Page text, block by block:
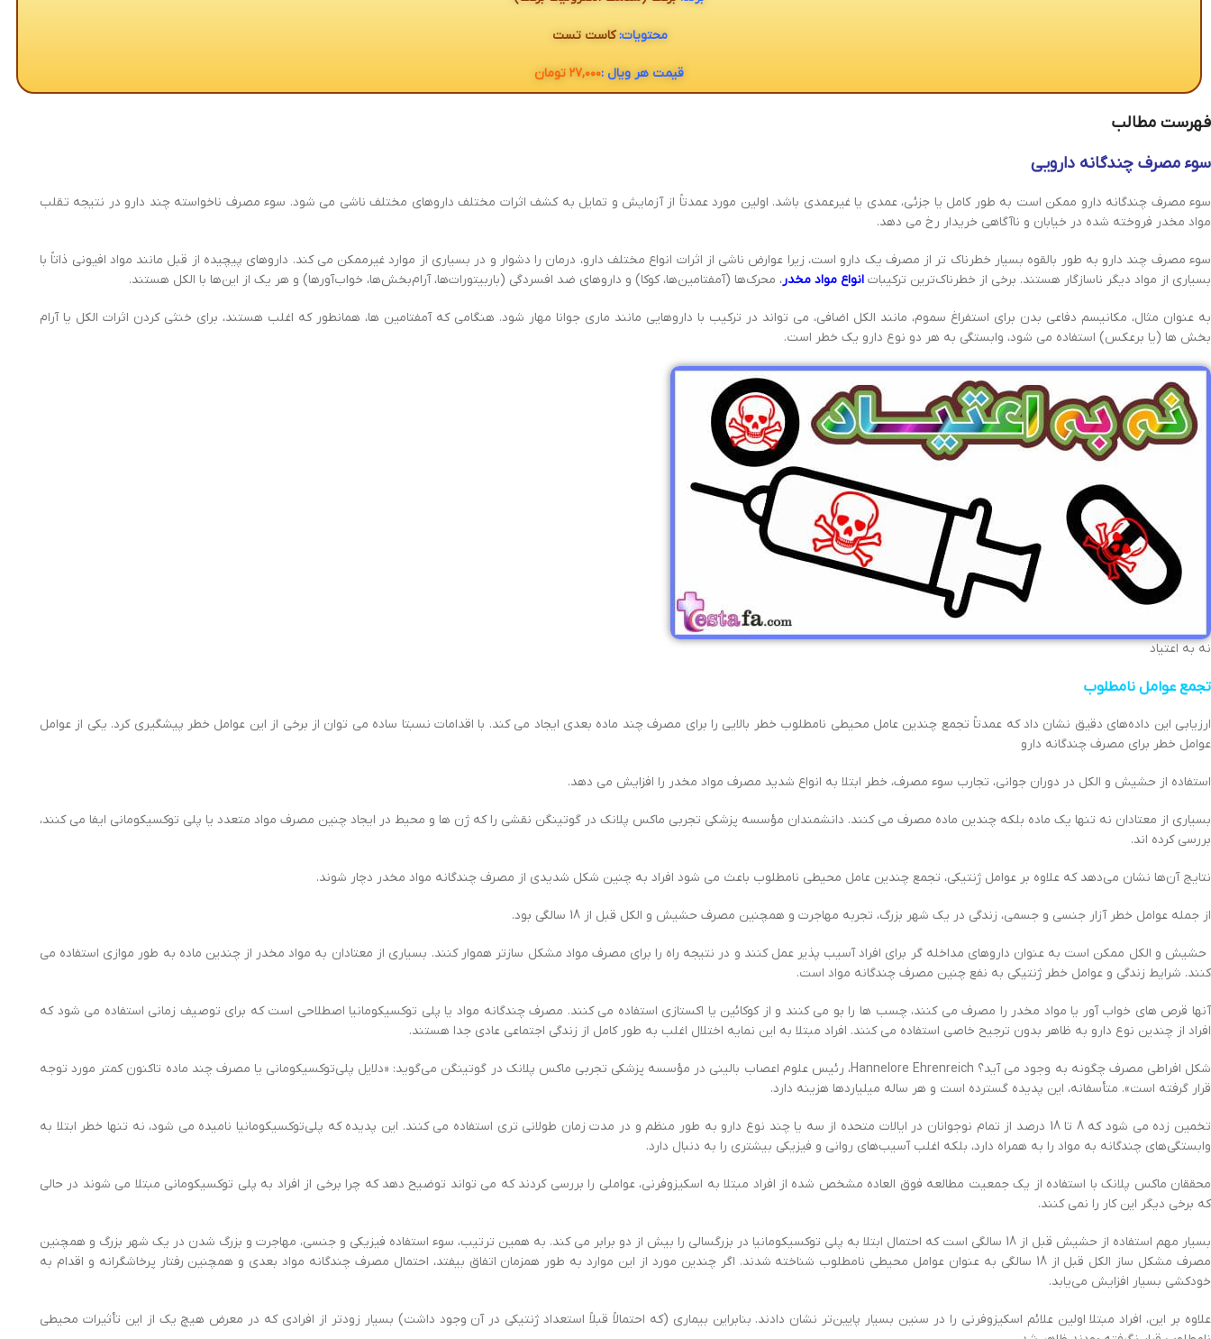
محتویات:کاست تست
قیمت هر ویال :۲۷,۰۰۰ تومان
فهرست مطالب
سوء مصرف چندگانه دارویی
سوء مصرف چندگانه دارو ممکن است به طور کامل یا جزئی، عمدی یا غیرعمدی باشد. اولین مورد عمدتاً از آزمایش و تمایل به کشف اثرات مختلف داروهای مختلف ناشی می شود. سوء مصرف ناخواسته چند دارو در نتیجه تقلب
مواد مخدر فروخته شده در خیابان و ناآگاهی خریدار رخ می دهد.
سوء مصرف چند دارو به طور بالقوه بسیار خطرناک تر از مصرف یک دارو است، زیرا عوارض ناشی از اثرات انواع مختلف دارو، درمان را دشوار و در بسیاری از موارد غیرممکن می کند. داروهای پیچیده از قبل مانند مواد افیونی ذاتاً با
بسیاری از مواد دیگر ناسازگار هستند. برخی از خطرناک‌ترین ترکیبات انواع مواد مخدر، محرک‌ها (آمفتامین‌ها، کوکا) و داروهای ضد افسردگی (باربیتورات‌ها، آرام‌بخش‌ها، خواب‌آورها) و هر یک از این‌ها با الکل هستند.
به عنوان مثال، مکانیسم دفاعی بدن برای استفراغ سموم، مانند الکل اضافی، می تواند در ترکیب با داروهایی مانند ماری جوانا مهار شود. هنگامی که آمفتامین ها، همانطور که اغلب هستند، برای خنثی کردن اثرات الکل یا آرام
بخش ها (یا برعکس) استفاده می شود، وابستگی به هر دو نوع دارو یک خطر است.
نه به اعتیاد
تجمع عوامل نامطلوب
ارزیابی این داده‌های دقیق نشان داد که عمدتاً تجمع چندین عامل محیطی نامطلوب خطر بالایی را برای مصرف چند ماده بعدی ایجاد می کند. با اقدامات نسبتا ساده می توان از برخی از این عوامل خطر پیشگیری کرد. یکی از عوامل
عوامل خطر برای مصرف چندگانه دارو
استفاده از حشیش و الکل در دوران جوانی، تجارب سوء مصرف، خطر ابتلا به انواع شدید مصرف مواد مخدر را افزایش می دهد.
بسیاری از معتادان نه تنها یک ماده بلکه چندین ماده مصرف می کنند. دانشمندان مؤسسه پزشکی تجربی ماکس پلانک در گوتینگن نقشی را که ژن ها و محیط در ایجاد چنین مصرف مواد متعدد یا پلی توکسیکومانی ایفا می کنند،
بررسی کرده اند.
نتایج آن‌ها نشان می‌دهد که علاوه بر عوامل ژنتیکی، تجمع چندین عامل محیطی نامطلوب باعث می شود افراد به چنین شکل شدیدی از مصرف چندگانه مواد مخدر دچار شوند.
از جمله عوامل خطر آزار جنسی و جسمی، زندگی در یک شهر بزرگ، تجربه مهاجرت و همچنین مصرف حشیش و الکل قبل از 18 سالگی بود.
حشیش و الکل ممکن است به عنوان داروهای مداخله گر برای افراد آسیب پذیر عمل کنند و در نتیجه راه را برای مصرف مواد مشکل سازتر هموار کنند. بسیاری از معتادان به مواد مخدر از چندین ماده به طور موازی استفاده می
کنند. شرایط زندگی و عوامل خطر ژنتیکی به نفع چنین مصرف چندگانه مواد است.
آنها قرص های خواب آور یا مواد مخدر را مصرف می کنند، چسب ها را بو می کنند و از کوکائین یا اکستازی استفاده می کنند. مصرف چندگانه مواد یا پلی توکسیکومانیا اصطلاحی است که برای توصیف زمانی استفاده می شود که
افراد از چندین نوع دارو به ظاهر بدون ترجیح خاصی استفاده می کنند. افراد مبتلا به این نمایه اختلال اغلب به طور کامل از زندگی اجتماعی عادی جدا هستند.
شکل افراطی مصرف چگونه به وجود می آید؟ Hannelore Ehrenreich، رئیس علوم اعصاب بالینی در مؤسسه پزشکی تجربی ماکس پلانک در گوتینگن می‌گوید: «دلایل پلی‌توکسیکومانی یا مصرف چند ماده تاکنون کمتر مورد توجه
قرار گرفته است». متأسفانه، این پدیده گسترده است و هر ساله میلیاردها هزینه دارد.
تخمین زده می شود که 8 تا 18 درصد از تمام نوجوانان در ایالات متحده از سه یا چند نوع دارو به طور منظم و در مدت زمان طولانی تری استفاده می کنند. این پدیده که پلی‌توکسیکومانیا نامیده می شود، نه تنها خطر ابتلا به
وابستگی‌های چندگانه به مواد را به همراه دارد، بلکه اغلب آسیب‌های روانی و فیزیکی بیشتری را به دنبال دارد.
محققان ماکس پلانک با استفاده از یک جمعیت مطالعه فوق العاده مشخص شده از افراد مبتلا به اسکیزوفرنی، عواملی را بررسی کردند که می تواند توضیح دهد که چرا برخی از افراد به پلی توکسیکومانی مبتلا می شوند در حالی
که برخی دیگر این کار را نمی کنند.
بسیار مهم استفاده از حشیش قبل از 18 سالگی است که احتمال ابتلا به پلی توکسیکومانیا در بزرگسالی را بیش از دو برابر می کند. به همین ترتیب، سوء استفاده فیزیکی و جنسی، مهاجرت و بزرگ شدن در یک شهر بزرگ و همچنین
مصرف مشکل ساز الکل قبل از 18 سالگی به عنوان عوامل محیطی نامطلوب شناخته شدند. اگر چندین مورد از این موارد به طور همزمان اتفاق بیفتد، احتمال مصرف چندگانه مواد بعدی و همچنین رفتار پرخاشگرانه و اقدام به
خودکشی بسیار افزایش می‌یابد.
علاوه بر این، افراد مبتلا اولین علائم اسکیزوفرنی را در سنین بسیار پایین‌تر نشان دادند. بنابراین بیماری (که احتمالاً قبلاً استعداد ژنتیکی در آن وجود داشت) بسیار زودتر از افرادی که در معرض هیچ یک از این تأثیرات محیطی